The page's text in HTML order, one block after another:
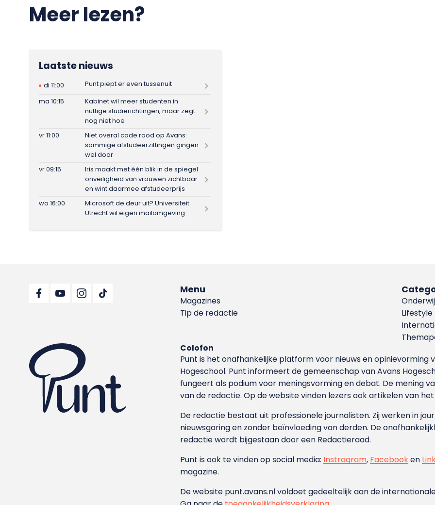
Meer lezen?
Laatste nieuws
di 11:00
Punt piept er even tussenuit
ma 10:15
Kabinet wil meer studenten in
nuttige studierichtingen, maar zegt
nog niet hoe
vr 11:00
Niet overal code rood op Avans:
sommige afstudeerzittingen gingen
wel door
vr 09:15
Iris maakt met één blik in de spiegel
onveiligheid van vrouwen zichtbaar
en wint daarmee afstudeerprijs
wo 16:00
Microsoft de deur uit? Universiteit
Utrecht wil eigen mailomgeving
Menu
Magazines
Tip de redactie
Lifestyle
Colofon
Punt is het onafhankelijke platform voor nieuws en
Hoge­school. Punt informeert de gemeenschap van Avans
fungeert als podium voor meningsvorming en debat. De mening
van de redactie. Op de website vinden lezers ook artikelen van
De redactie bestaat uit professionele journalisten. Zij werken in
nieuwsgaring en zonder beïnvloeding van derden. De
redactie wordt bijgestaan door een Redactieraad.
Punt is ook te vinden op social media: Instragram, Facebooken
magazine.
De website punt.avans.nl voldoet gedeeltelijk aan de